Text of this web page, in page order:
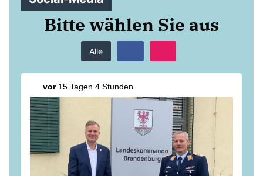
CDU Brandenburg
CDU Potsdam
Bitte wählen Sie aus
Alle
vor15 Tagen 4 Stunden